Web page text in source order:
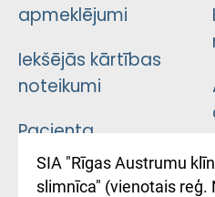
apmeklējumi
Iekšējās kārtības
noteikumi
Pacienta
atsauksmju/sūdzību
iesniegšanas
SIA "Rīgas Austrumu
slimnīca" (vienotais reģ.